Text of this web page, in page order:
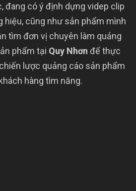
đang có ý định dựng videp clip
hiệu, cũng như sản phẩm mình
tìm đơn vị chuyên làm quảng
phẩm tại Quy Nhơn để thực
lược quảng cáo sản phẩm
hàng tìm năng.